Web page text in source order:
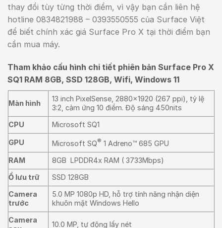
thay đổi tùy từng thời điểm, vì vậy bạn cần liên hệ
hotline 0834821988 – 0393550555 của Surface Việt
để biết chính xác giá Surface Pro X tại thời điểm bạn
cần mua máy.
Tham khảo cấu hình chi tiết phiên bản Surface Pro X
SQ1 RAM 8GB, SSD 128GB, Wifi, Windows 11
Màn hình
13 inch PixelSense, 2880×1920 (267 ppi), tỷ lệ
3:2, cảm ứng 10 điểm. Độ sáng 450nits
CPU
Microsoft SQ1
GPU Microsoft SQ® 1 Adreno™ 685 GPU
RAM
8GB LPDDR4x RAM ( 3733Mbps)
Ổ lưu trữ
SSD 128GB
Camera
trước
5.0 MP 1080p HD, hỗ trợ tính năng nhận diện
khuôn mặt Windows Hello
Camera
10.0 MP, tự động lấy nét